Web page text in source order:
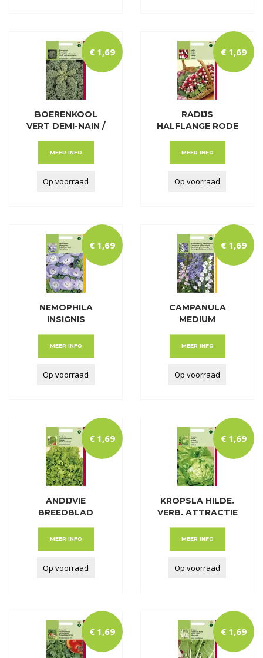
BOERENKOOL
VERT DEMI-NAIN /
€ 1,69
MEER INFO
Op voorraad
RADIJS
HALFLANGE RODE
€ 1,69
MEER INFO
Op voorraad
NEMOPHILA
INSIGNIS
€ 1,69
MEER INFO
Op voorraad
CAMPANULA
MEDIUM
GEMENGD
€ 1,69
MEER INFO
Op voorraad
ANDIJVIE
BREEDBLAD
€ 1,69
MEER INFO
Op voorraad
KROPSLA HILDE.
VERB. ATTRACTIE
€ 1,69
MEER INFO
Op voorraad
€ 1,69 € 1,69